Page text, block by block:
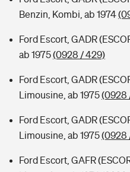
Benzin, Kombi, ab 1974
Ford Escort, GADR
ab 1975(0928 / 429)
Ford Escort, GADR
Limousine, ab 1975(0928
Ford Escort, GADR
Limousine, ab 1975(0928
Ford Escort, GAFR